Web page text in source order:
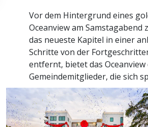
Vor dem Hintergrund eines
Oceanview am
das neueste Kapitel in einer
Schritte von der
entfernt, bietet das
Gemeindemitglieder, die sich